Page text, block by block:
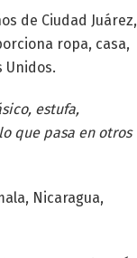
de Ciudad Juárez,
ropa, casa,
Unidos.
estufa,
que pasa en otros
Nicaragua,